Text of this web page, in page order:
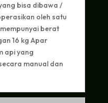
bisa dibawa /
oleh satu
berat
16 kg Apar
api yang
manual dan